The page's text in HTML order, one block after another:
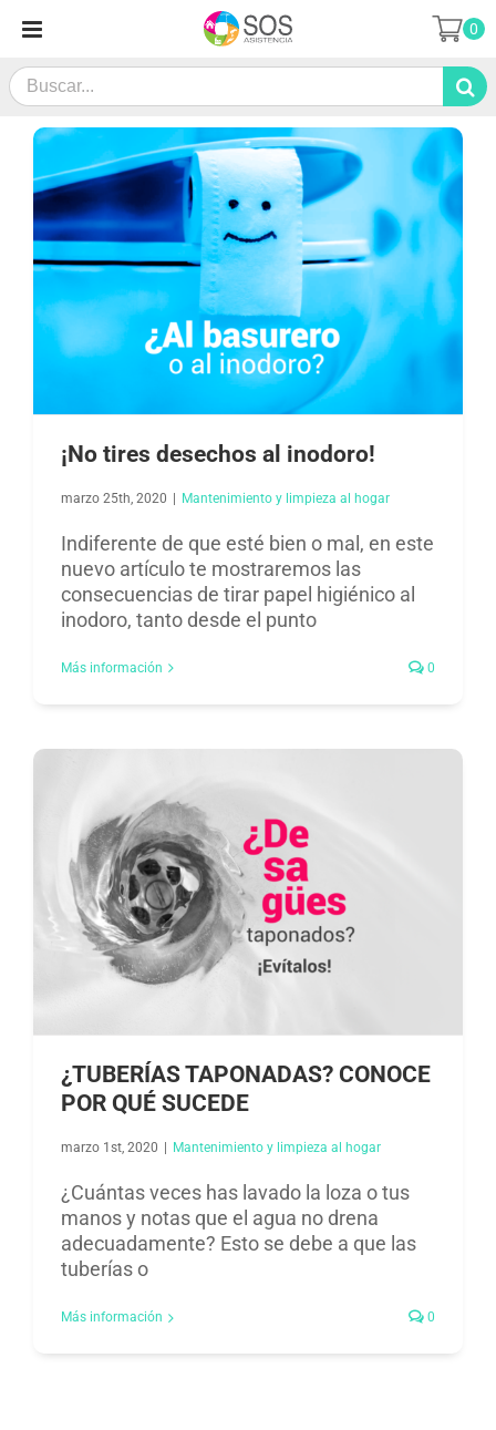
contenido
Search
for:
0
¡No tires desechos al inodoro!
marzo 25th, 2020 | Mantenimiento y limpieza al hogar​
Indiferente de que esté bien o mal, en este
nuevo artículo te mostraremos las
consecuencias de tirar papel higiénico al
inodoro, tanto desde el punto
Más información 0
¿TUBERÍAS TAPONADAS? CONOCE
POR QUÉ SUCEDE
marzo 1st, 2020 Mantenimiento y limpieza al hogar​
¿Cuántas veces has lavado la loza o tus
manos y notas que el agua no drena
adecuadamente? Esto se debe a que las
tuberías o
Más información 0